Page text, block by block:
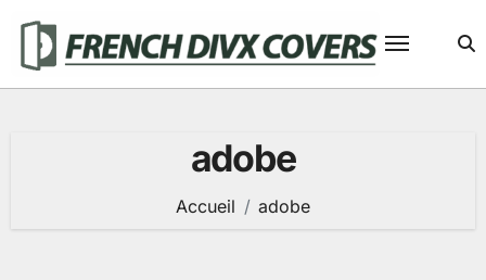
contenu
adobe
Accueil adobe